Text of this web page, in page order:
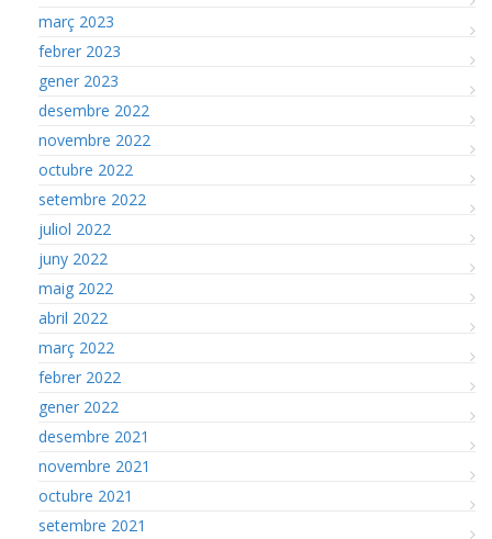
març 2023
febrer 2023
gener 2023
desembre 2022
novembre 2022
octubre 2022
setembre 2022
juliol 2022
juny 2022
maig 2022
abril 2022
març 2022
febrer 2022
gener 2022
desembre 2021
novembre 2021
octubre 2021
setembre 2021